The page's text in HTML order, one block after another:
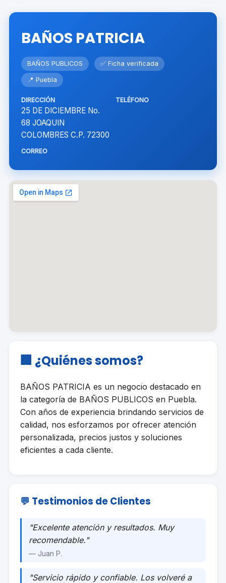
BAÑOS PATRICIA
BAÑOS PUBLICOS ✅ Ficha verificada
📍 Puebla
DIRECCIÓN
25 DE DICIEMBRE No.
68 JOAQUIN
COLOMBRES C.P. 72300
TELÉFONO
CORREO
🏢 ¿Quiénes somos?
BAÑOS PATRICIA es un negocio destacado en
la categoría de BAÑOS PUBLICOS en Puebla.
Con años de experiencia brindando servicios de
calidad, nos esforzamos por ofrecer atención
personalizada, precios justos y soluciones
eficientes a cada cliente.
💬 Testimonios de Clientes
"Excelente atención y resultados. Muy
recomendable."
— Juan P.
"Servicio rápido y confiable. Los volveré a